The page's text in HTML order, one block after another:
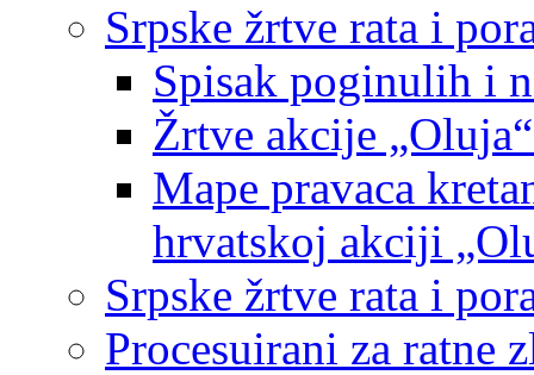
Srpske žrtve rata i
Spisak poginulih i
Žrtve akcije
Mape pravaca
hrvatskoj akciji
Srpske žrtve rata i
Procesuirani za ratne